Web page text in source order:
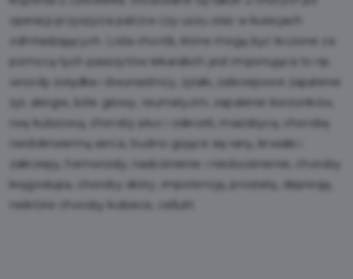
operacji przyszycia palców czy uszu oraz w kuracjach
odmładzających. Lista chorób, które mogą być leczone za
pomocą tych pasożytów lekarskich jest imponująca to np.
wrzody żołądka i dwunastnicy, żylaki, zakrzepowe zapalenie
żył, alergie, bóle głowy, reumatyzm, zapalenie korzonków,
rwę kulszową, choroby płuc i oskrzeli, miażdżycę, chorobę
niedokrwienną serca, trudno gojące się rany, krwiaki i
zakrzepy, hemoroidy, nadciśnienie i niedociśnienie, choroby
kręgosłupa, choroby skóry, impotencję, prostatę, depresję,
niektóre choroby kobiece, cellulit.